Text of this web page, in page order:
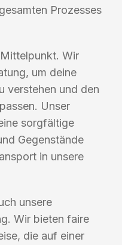
Prozesses
Wir
um deine
verstehen und den
Unser
sorgfältige
Gegenstände
in unsere
unsere
Wir bieten faire
die auf einer